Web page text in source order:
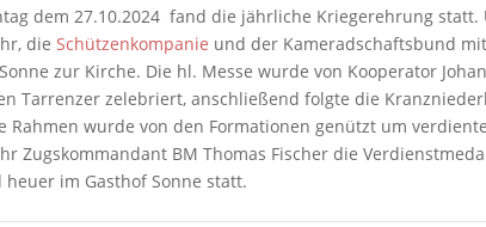
dem 27.10.2024 fand die jährliche Kriegerehrung
dieSchützenkompanie und der Kameradschaftsbund
zur Kirche. Die hl. Messe wurde von Kooperator
Tarrenzer zelebriert, anschließend folgte die
Rahmen wurde von den Formationen genützt um
Zugskommandant BM Thomas Fischer die
heuer im Gasthof Sonne statt.